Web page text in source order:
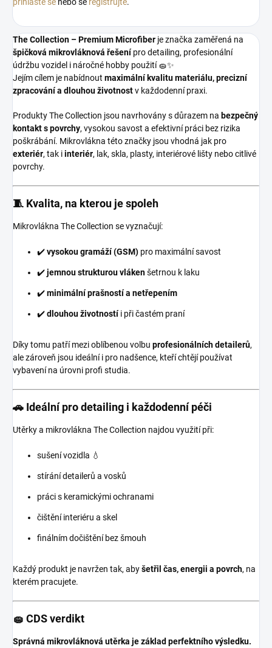
The Collection – Premium Microfiber je značka zaměřená na
špičková mikrovláknová řešenípro detailing, profesionální
údržbu vozidel i náročné hobby použití 🧽✨
Jejím cílem je nabídnout maximální kvalitu materiálu, precizní
zpracování a dlouhou životnostv každodenní praxi.
Produkty The Collection jsou navrhovány s důrazem na bezpečný
kontakt s povrchy, vysokou savost a efektivní práci bez rizika
poškrábání. Mikrovlákna této značky jsou vhodná jak pro
exteriér, tak iinteriér, lak, skla, plasty, interiérové lišty nebo citlivé
povrchy.
🧵 Kvalita, na kterou je spoleh
Mikrovlákna The Collection se vyznačují:
✔️vysokou gramáží (GSM) pro maximální savost
✔️jemnou strukturou vlákenšetrnou k laku
✔️minimální prašností a netřepením
✔️dlouhou životnostíi při častém praní
Díky tomu patří mezi oblíbenou volbu profesionálních detailerů,
ale zároveň jsou ideální i pro nadšence, kteří chtějí používat
vybavení na úrovni profi studia.
🚗 Ideální pro detailing i každodenní péči
Utěrky a mikrovlákna The Collection najdou využití při:
sušení vozidla 💧
stírání detailerů a vosků
práci s keramickými ochranami
čištění interiéru a skel
finálním dočištění bez šmouh
Každý produkt je navržen tak, abyšetřil čas, energii a povrch, na
kterém pracujete.
🧽 CDS verdikt
Správná mikrovláknová utěrka je základ perfektního výsledku.